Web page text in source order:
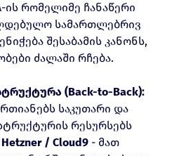
ის რომელიმე ჩანაწერი
სამართლებრივ
შესაბამის კანონს,
ძალაში რჩება.
(Back-to-Back):
საკუთარი და
რესურსებს
/ Cloud9 - მათ